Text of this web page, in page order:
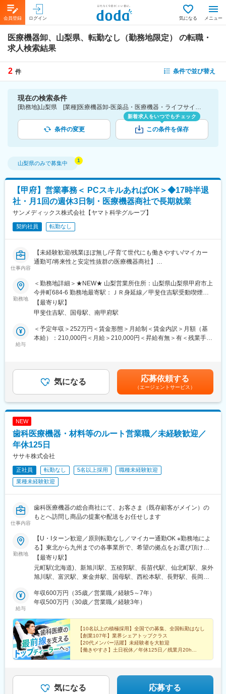
会員登録 ログイン 気になる メニュー
医療機器卸、山梨県、転勤なし（勤務地限定）
の転職・
求人検索結果
2 件 条件で並び替え
現在の検索条件
[勤務地]山梨県 [業種]医療機器卸-医薬品・医療機器・ライフサイエンス・医療系サービス [こだわり条件ピックアップ]転勤なし（勤務地限定） [詳細条件](募集・採用情報)転勤なし（勤務地限定）
条件の変更
新着求人をいつでもチェック
この条件を保存
山梨県のみで募集中
【甲府】営業事務＜ PCスキルあればOK＞◆17時半退
社・月1回の週休3日制・医療機器商社で長期就業
サンメディックス株式会社【ヤマト科学グループ】
契約社員 転勤なし
仕事内容
【未経験歓迎/残業ほぼ無し/子育て世代にも働きやすい/マイカー
通勤可/将来性と安定性抜群の医療機器商社】
甲府市にある山梨営業所の営業事務として、
営業活動のサポート業務を広くお任せいたします！
■業務詳細：
・システム入力（受発注業務や売り上げ処理等）
└病院やクリニックから注文(FAX・メール・電話等)を受け、販売
管理システムを通じて本社の購買部へ発注依頼
・商品の荷受け（届いた製品や書類の仕分け、一部検品や移動作
・資料作成（見積書等）
・電話来客対応（病院からの注文・問合せ・営業取次・お客様か
うち営業事務は現在1名です
■ご入社後：
基本的にOJTで業務を覚えていただきます。
心ください◎
■働き方・福利厚生
が可能です◎
また、月１度週休３日制の導入や、子の看護休暇、介護休暇もあ
本ポジションでは子育て世代のママさんにも活躍いただいており
ます。働き方は可能な限りで柔軟に考慮いただけます。
同社は家族手当や住宅手当などの福利厚生も充実しており、マイ
カーでの通勤（駐車場あり）も可能です。
■契約更新について：
本求人は契約社員募集です。契約更新は1年単位で行います。基本
的にはご希望があれば契約更新をする方針ですので、長く働いて
いただける方は大歓迎です。
また、ご入社後に正社への登用実績もあります。状況次第の部分
正社員になっていただきたいと考えています。前向きにキャリア
アップしたい方も歓迎です！
■同社について：
・同社は2000年に3社が合併して誕生した医療機器専門商社で
大きな関東圏において業界屈指のシェアを誇っています。
勤務地
＜勤務地詳細＞★NEW★ 山梨営業所住所：山梨県山梨県甲府市上
今井町684-6 勤務地最寄駅：ＪＲ身延線／甲斐住吉駅受動喫煙対
策：屋内全面禁煙変更の範囲：会社の定める事業所
【最寄り駅】
甲斐住吉駅、国母駅、南甲府駅
給与
＜予定年収＞252万円＜賃金形態＞月給制＜賃金内訳＞月額（基
本給）：210,000円＜月給＞210,000円＜昇給有無＞有＜残業手当
気になる 応募依頼する
（エージェントサービス）
NEW
歯科医療機器・材料等のルート営業職／未経験歓迎／
年休125日
ササキ株式会社
正社員 転勤なし 5名以上採用
職種未経験歓迎
業種未経験歓迎
仕事内容
歯科医療機器の総合商社にて、お客さま（既存顧客がメイン）の
もとへ訪問し商品の提案や配送をお任せします
勤務地
【U・Iターン歓迎／原則転勤なし／マイカー通勤OK ※勤務地によ
る】東北から九州までの各事業所で、希望の拠点をお選び頂けま
す！＜北海道エリア＞■札幌支店■旭川店■函館店＜東北エリア＞■
八戸店■盛岡支店■秋田店■仙台支店■山形営業所＜北陸エリア＞■
甲府支店■松本支店■長野店■長岡店＜首都圏エリア＞■東京支店■
玉鴻巣店■厚木支店■横浜支店■高崎営業所■情報機器開発営業部
（八王子支店内）＜東海エリア＞■岡崎支店■浜松支店■岐阜支店■
路店＜九州エリア＞■鹿児島支店■熊本店■沖縄店【本社】〒440-
8518 愛知県豊橋市八町通5-7☆豊橋駅より豊橋鉄道市内線乗車
『豊橋公園前下車』徒歩5分※敷地内喫煙可能場所あり
【最寄り駅】
元町駅(北海道)、新旭川駅、五稜郭駅、長苗代駅、仙北町駅、泉外
旭川駅、富沢駅、東金井駅、国母駅、西松本駅、長野駅、長岡
葉キャンパス駅、北与野駅、鴻巣駅、本厚木駅、伊勢佐木長者町
駅、高崎駅、京王八王子駅、美合駅、助信駅、西岐阜駅、久居
駅、神水交差点駅、美栄橋駅、日の出駅(東京都)、湯島駅、石川町
駅、八王子駅、ドーム前千代崎駅、騎射場駅、健軍校前駅、御茶
ノ水駅、関内駅、九条駅(大阪府)、二中通駅、八丁馬場駅
給与
年収600万円（35歳／営業職／経験5～7年）
年収500万円（30歳／営業職／経験3年）
【10名以上の積極採用】全国での募集、全国転勤はなし
【創業107年】業界シェアトップクラス
【20代メンバー活躍】未経験者を大歓迎
【働きやすさ】土日祝休／年休125日／残業月20h
気になる 応募する